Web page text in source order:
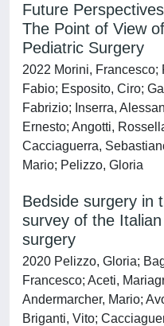
Future
The Point of View
Pediatric Surgery
2022 Morini, Francesco;
Fabio; Esposito, Ciro;
Fabrizio; Inserra,
Ernesto; Angotti,
Cacciaguerra,
Mario; Pelizzo, Gloria
Bedside surgery in
survey of the
surgery
2020 Pelizzo, Gloria;
Francesco; Aceti,
Andermarcher, Mario;
Briganti, Vito;